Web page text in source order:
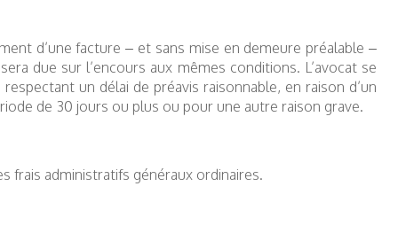
d’une facture – et sans mise en demeure préalable –
due sur l’encours aux mêmes conditions. L’avocat se
un délai de préavis raisonnable, en raison d’un
de 30 jours ou plus ou pour une autre raison grave.
frais administratifs généraux ordinaires.